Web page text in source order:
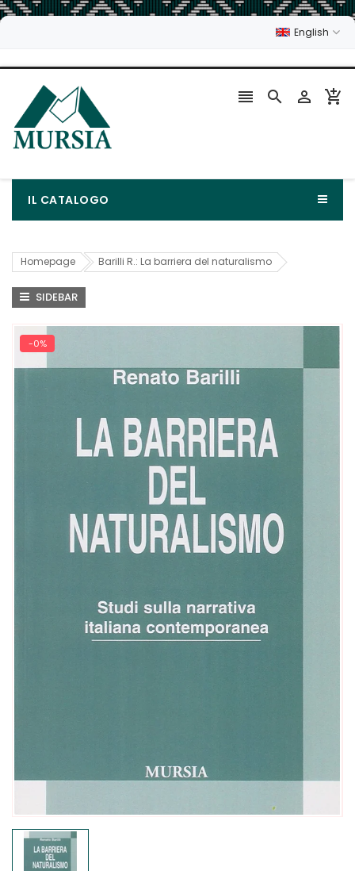
English
   
IL CATALOGO
Homepage Barilli R.: La barriera del naturalismo
SIDEBAR
-0%